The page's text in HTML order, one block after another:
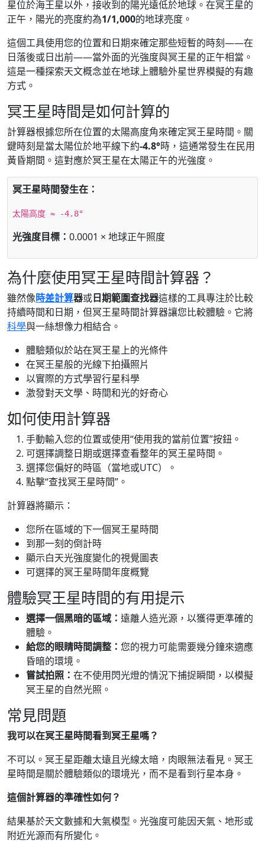
星位於海王星以外，接收到的陽光遠低於地球。在冥王星的
正午，陽光的亮度約為1/1,000的地球亮度。
這個工具使用您的位置和日期來確定那些短暫的時刻——在
日落後或日出前——當外面的光強度與冥王星的正午相當。
這是一種探索天文概念並在地球上體驗外星世界模擬的有趣
方式。
冥王星時間是如何計算的
計算器根據您所在位置的太陽高度角來確定冥王星時間。關
鍵時刻是當太陽位於地平線下約-4.8°時，這通常發生在民用
黃昏期間。這對應於冥王星在太陽正午的光強度。
冥王星時間發生在：
太陽高度 ≈ -4.8°
光強度目標： 0.0001 × 地球正午照度
為什麼使用冥王星時間計算器？
雖然像時差計算器或日期範圍查找器這樣的工具專注於比較
持續時間和日期，但冥王星時間計算器讓您比較體驗。它將
科學與一絲想像力相結合。
體驗類似於站在冥王星上的光條件
在冥王星般的光線下拍攝照片
以實際的方式學習行星科學
激發對天文學、時間和光的好奇心
如何使用計算器
手動輸入您的位置或使用“使用我的當前位置”按鈕。
可選擇調整日期或選擇查看整年的冥王星時間。
選擇您偏好的時區（當地或UTC）。
點擊“查找冥王星時間”。
計算器將顯示：
您所在區域的下一個冥王星時間
到那一刻的倒計時
顯示白天光強度變化的視覺圖表
可選擇的冥王星時間年度概覽
體驗冥王星時間的有用提示
選擇一個黑暗的區域： 遠離人造光源，以獲得更準確的
體驗。
給您的眼睛時間調整： 您的視力可能需要幾分鐘來適應
昏暗的環境。
嘗試拍照： 在不使用閃光燈的情況下捕捉瞬間，以模擬
冥王星的自然光照。
常見問題
我可以在冥王星時間看到冥王星嗎？
不可以。冥王星距離太遠且光線太暗，肉眼無法看見。冥王
星時間是關於體驗類似的環境光，而不是看到行星本身。
這個計算器的準確性如何？
結果基於天文數據和大氣模型。光強度可能因天氣、地形或
附近光源而有所變化。